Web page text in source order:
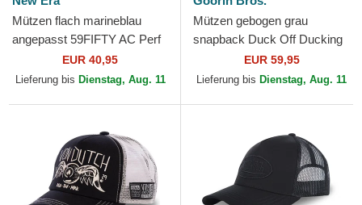
Mützen flach marineblau
angepasst 59FIFTY AC Perf
der New York Yankees MLB
von New Era
EUR 40,95
Lieferung bis Dienstag, Aug. 11
Mützen gebogen grau
snapback Duck Off Ducking
Autocorrect Happy Thoughts
The Farm Goorin Bros.
EUR 59,95
Lieferung bis Dienstag, Aug. 11